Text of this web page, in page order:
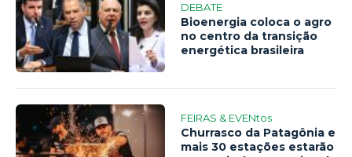
DEBATE
Bioenergia coloca o agro
no centro da transição
energética brasileira
FEIRAS & EVENtos
Churrasco da Patagônia e
mais 30 estações estarão